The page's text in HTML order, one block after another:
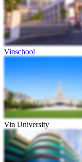
Vinschool
Vin University